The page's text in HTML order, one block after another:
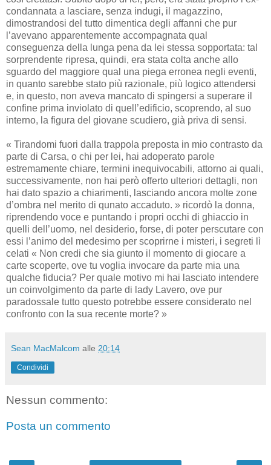
condannata a lasciare, senza indugi, il magazzino,
dimostrandosi del tutto dimentica degli affanni che pur
l’avevano apparentemente accompagnata qual
conseguenza della lunga pena da lei stessa sopportata: tal
sorprendente ripresa, quindi, era stata colta anche allo
sguardo del maggiore qual una piega erronea negli eventi,
in quanto sarebbe stato più razionale, più logico attendersi
e, in questo, non aveva mancato di spingersi a superare il
confine prima inviolato di quell’edificio, scoprendo, al suo
interno, la figura del giovane scudiero, già priva di sensi.
« Tirandomi fuori dalla trappola preposta in mio contrasto da
parte di Carsa, o chi per lei, hai adoperato parole
estremamente chiare, termini inequivocabili, attorno ai quali,
successivamente, non hai però offerto ulteriori dettagli, non
hai dato spazio a chiarimenti, lasciando ancora molte zone
d’ombra nel merito di qunato accaduto. » ricordò la donna,
riprendendo voce e puntando i propri occhi di ghiaccio in
quelli dell’uomo, nel desiderio, forse, di poter perscutare con
essi l’animo del medesimo per scoprirne i misteri, i segreti lì
celati « Non credi che sia giunto il momento di giocare a
carte scoperte, ove tu voglia invocare da parte mia una
qualche fiducia? Per quale motivo mi hai lasciato intendere
un coinvolgimento da parte di lady Lavero, ove pur
paradossale tutto questo potrebbe essere considerato nel
confronto con la sua recente morte? »
Sean MacMalcom alle 20:14
Condividi
Nessun commento:
Posta un commento